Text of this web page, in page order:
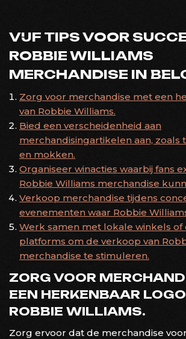
VIJF TIPS VOOR
ROBBIE WILLIAMS
MERCHANDISE IN
Zorg voor merchandise met een
van Robbie Williams.
Bied een verscheidenheid aan
merchandisingartikelen aan, zoals
en mokken.
Organiseer winacties waarbij fans
Robbie Williams merchandise
Verkoop merchandise tijdens
evenementen waar Robbie
Werk samen met lokale winkels of
platforms om de verkoop van
merchandise te stimuleren.
ZORG VOOR
EEN HERKENBAAR
ROBBIE WILLIAMS.
Zorg ervoor dat de merchandise